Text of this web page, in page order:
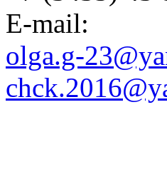
E-mail:
olga.g-